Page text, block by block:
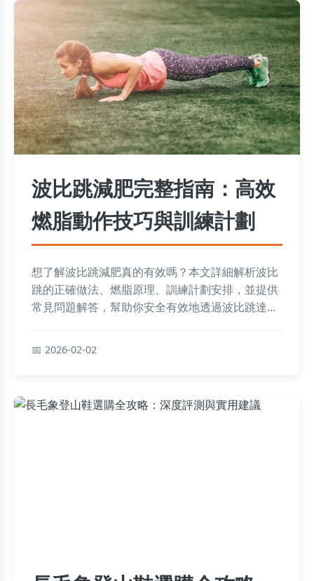
波比跳減肥完整指南：高效
燃脂動作技巧與訓練計劃
想了解波比跳減肥真的有效嗎？本文詳細解析波比
跳的正確做法、燃脂原理、訓練計劃安排，並提供
常見問題解答，幫助你安全有效地透過波比跳達到
2026-02-02